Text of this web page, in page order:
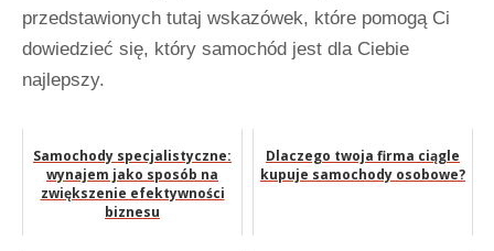
przedstawionych tutaj wskazówek, które pomogą Ci
dowiedzieć się, który samochód jest dla Ciebie
najlepszy.
Samochody specjalistyczne:
wynajem jako sposób na
zwiększenie efektywności
biznesu
Dlaczego twoja firma ciągle
kupuje samochody osobowe?